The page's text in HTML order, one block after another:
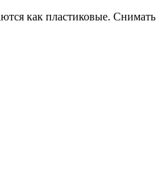
как пластиковые. Снимать